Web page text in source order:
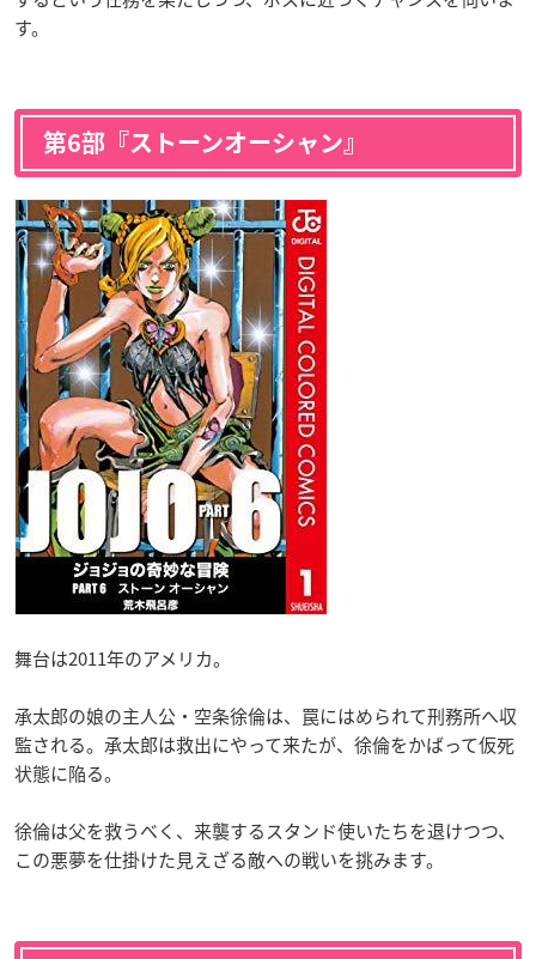
す。
第6部『ストーンオーシャン』
舞台は2011年のアメリカ。
承太郎の娘の主人公・空条徐倫は、罠にはめられて刑務所へ収
監される。承太郎は救出にやって来たが、徐倫をかばって仮死
状態に陥る。
徐倫は父を救うべく、来襲するスタンド使いたちを退けつつ、
この悪夢を仕掛けた見えざる敵への戦いを挑みます。